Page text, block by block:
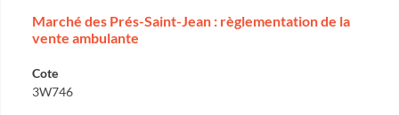
Marché des Prés-Saint-Jean : règlementation de la
vente ambulante
Cote
3W746